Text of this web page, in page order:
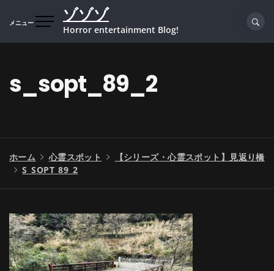
プ
メニュー ゾゾゾ
Horror entertainment Blog!
s_sopt_89_2
ホーム 心霊スポット
【シリーズ・心霊スポット】見返り橋
S_SOPT_89_2